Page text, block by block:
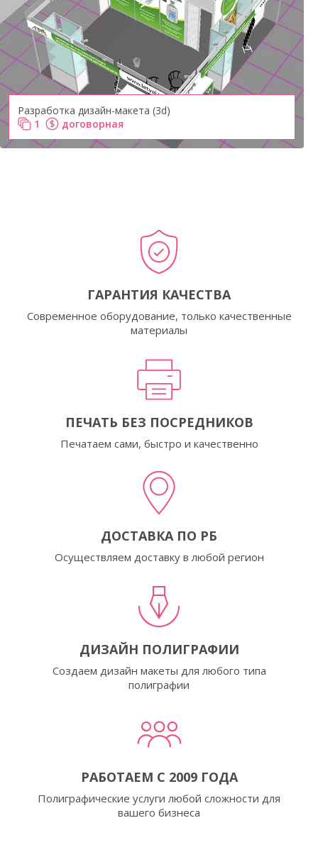
Разработка дизайн-макета (3d)
1
договорная
ГАРАНТИЯ КАЧЕСТВА
Современное оборудование, только качественные
материалы
ПЕЧАТЬ БЕЗ ПОСРЕДНИКОВ
Печатаем сами, быстро и качественно
ДОСТАВКА ПО РБ
Осуществляем доставку в любой регион
ДИЗАЙН ПОЛИГРАФИИ
Создаем дизайн макеты для любого типа
полиграфии
РАБОТАЕМ С 2009 ГОДА
Полиграфические услуги любой сложности для
вашего бизнеса